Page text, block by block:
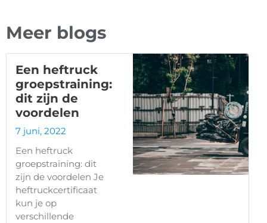
Meer blogs
Een heftruck
groepstraining:
dit zijn de
voordelen
7 juni, 2022
Een heftruck
groepstraining: dit
zijn de voordelen Je
heftruckcertificaat
kun je op
verschillende